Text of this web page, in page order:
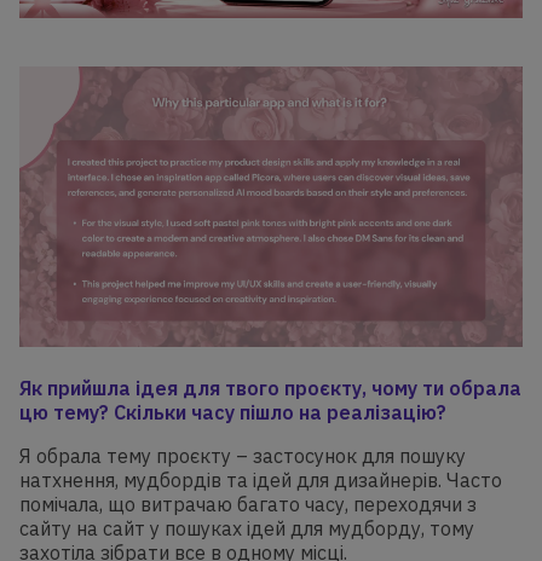
Як прийшла ідея для твого проєкту, чому ти обрала
цю тему? Скільки часу пішло на реалізацію?
Я обрала тему проєкту – застосунок для пошуку
натхнення, мудбордів та ідей для дизайнерів. Часто
помічала, що витрачаю багато часу, переходячи з
сайту на сайт у пошуках ідей для мудборду, тому
захотіла зібрати все в одному місці.